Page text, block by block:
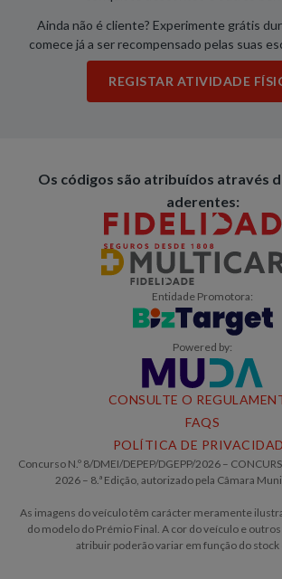
Ainda não é cliente? Experimente grátis
comece já a ser recompensado pelas suas
REGISTAR ATIVIDADE
Os códigos são atribuídos através
aderentes:
Entidade Promotora:
Powered by:
CONSULTE O
FAQS
POLÍTICA DE
Concurso N.º 8/DMEI/DEPEP/DGEPP/2026 –
2026 – 8.ª Edição, autorizado pela Câmara
As imagens do veículo têm carácter meramente
do modelo do Prémio Final. A cor do veículo e
atribuir poderão variar em função do stock